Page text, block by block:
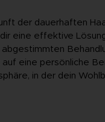
der dauerhaften
eine effektive
abgestimmten
eine persönliche
in der dein